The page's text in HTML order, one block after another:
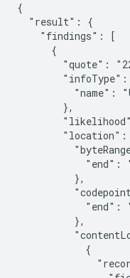
{
  "result": {
    "findings": [
      {
"quote":
"infoType":
"name":
        },
"location":
"end":
          },
"end":
          },
            {